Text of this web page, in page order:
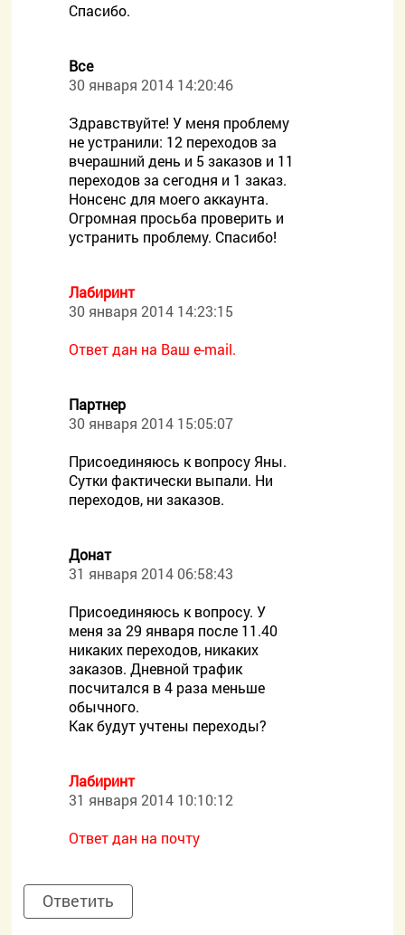
Спасибо.
Все
30 января 2014 14:20:46
Здравствуйте! У меня проблему
не устранили: 12 переходов за
вчерашний день и 5 заказов и 11
переходов за сегодня и 1 заказ.
Нонсенс для моего аккаунта.
Огромная просьба проверить и
устранить проблему. Спасибо!
Лабиринт
30 января 2014 14:23:15
Ответ дан на Ваш e-mail.
Партнер
30 января 2014 15:05:07
Присоединяюсь к вопросу Яны.
Сутки фактически выпали. Ни
переходов, ни заказов.
Донат
31 января 2014 06:58:43
Присоединяюсь к вопросу. У
меня за 29 января после 11.40
никаких переходов, никаких
заказов. Дневной трафик
посчитался в 4 раза меньше
обычного.
Как будут учтены переходы?
Лабиринт
31 января 2014 10:10:12
Ответ дан на почту
Ответить